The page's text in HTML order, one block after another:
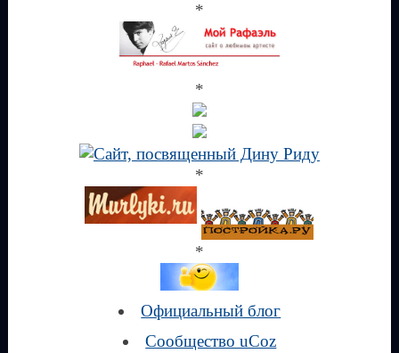
*
*
*
*
Официальный блог
Сообщество uCoz